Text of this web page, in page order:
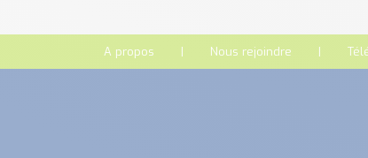
A propos Nous rejoindre